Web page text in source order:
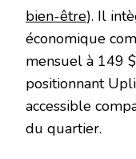
bien-être). Il
économique
mensuel à 149
positionnant
accessible
du quartier.